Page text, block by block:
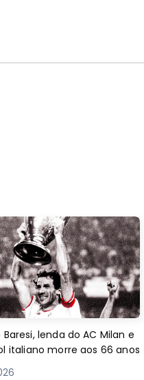
Baresi, lenda do AC Milan e
italiano morre aos 66 anos